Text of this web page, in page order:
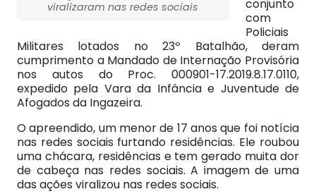
viralizaram nas redes sociais
conjunto
com
Policiais
Militares lotados no 23º Batalhão, deram
cumprimento a Mandado de Internação Provisória
nos autos do Proc. 000901-17.2019.8.17.0110,
expedido pela Vara da Infância e Juventude de
Afogados da Ingazeira.
O apreendido, um menor de 17 anos que foi notícia
nas redes sociais furtando residências. Ele roubou
uma chácara, residências e tem gerado muita dor
de cabeça nas redes sociais. A imagem de uma
das ações viralizou nas redes sociais.